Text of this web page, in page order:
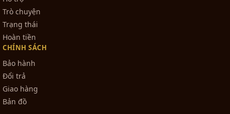
Trò chuyện
Trạng thái
Hoàn tiền
CHÍNH SÁCH
Bảo hành
Đổi trả
Giao hàng
Bản đồ